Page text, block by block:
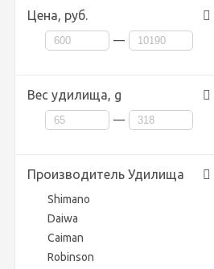
Цена, руб.
—
Вес удилища, g
—
Производитель Удилища
Shimano
Daiwa
Caiman
Robinson